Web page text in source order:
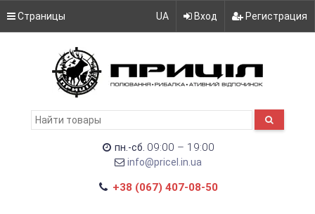
Страницы UA Вход Регистрация
пн.-сб. 09:00 – 19:00
info@pricel.in.ua
+38 (067) 407-08-50